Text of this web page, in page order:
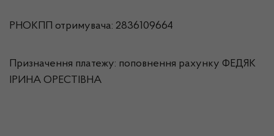
РНОКПП отримувача: 2836109664
Призначення платежу: поповнення рахунку ФЕДЯК
ІРИНА ОРЕСТІВНА